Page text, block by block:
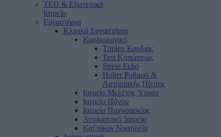
ΤΕΠ & Εξωτερικά
Ιατρεία
Εργαστήρια
Κλινικά Εργαστήρια
Καρδιολογικό
Triplex Καρδιάς
Test Κοπώσεως
Stress Echo
Holter Ρυθμού &
Αρτηριακής Πίεσης
Ιατρείο Μελέτης Ύπνου
Ιατρείο Πόνου
Ιατρείο Παχυσαρκίας
Αντικαπνικό Ιατρείο
Κατ'οίκον Νοσηλεία